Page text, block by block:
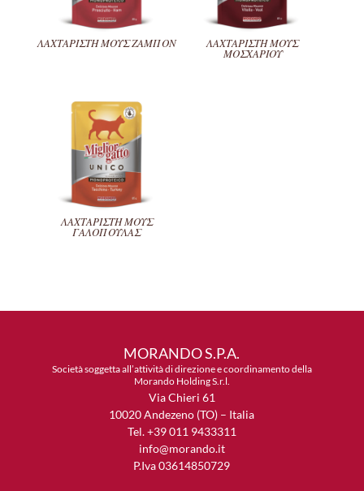
ΛΑΧΤΑΡΙΣΤΗ ΜΟΥΣ ΖΑΜΠΟΝ ΛΑΧΤΑΡΙΣΤΗ ΜΟΥΣ
ΜΟΣΧΑΡΙΟΥ
ΛΑΧΤΑΡΙΣΤΗ ΜΟΥΣ
ΓΑΛΟΠΟΥΛΑΣ
MORANDO S.P.A.
Società soggetta all’attività di direzione e coordinamento della
Morando Holding S.r.l.
Via Chieri 61
10020 Andezeno (TO) – Italia
Tel. +39 011 9433311
info@morando.it
P.Iva 03614850729